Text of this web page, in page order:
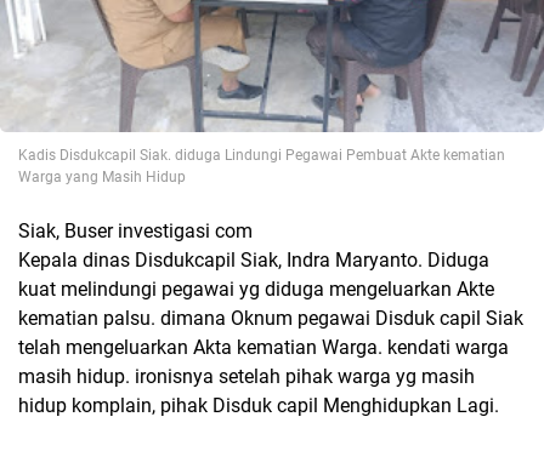
Kadis Disdukcapil Siak. diduga Lindungi Pegawai Pembuat Akte kematian
Warga yang Masih Hidup
Siak, Buser investigasi com
Kepala dinas Disdukcapil Siak, Indra Maryanto. Diduga
kuat melindungi pegawai yg diduga mengeluarkan Akte
kematian palsu. dimana Oknum pegawai Disduk capil Siak
telah mengeluarkan Akta kematian Warga. kendati warga
masih hidup. ironisnya setelah pihak warga yg masih
hidup komplain, pihak Disduk capil Menghidupkan Lagi.